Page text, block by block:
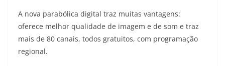
A nova parabólica digital traz muitas vantagens:
oferece melhor qualidade de imagem e de som e traz
mais de 80 canais, todos gratuitos, com programação
regional.